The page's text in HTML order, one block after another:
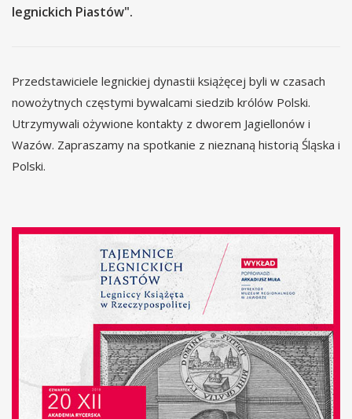
legnickich Piastów".
Przedstawiciele legnickiej dynastii książęcej byli w czasach
nowożytnych częstymi bywalcami siedzib królów Polski.
Utrzymywali ożywione kontakty z dworem Jagiellonów i
Wazów. Zapraszamy na spotkanie z nieznaną historią Śląska i
Polski.